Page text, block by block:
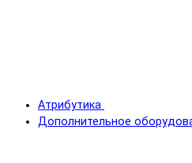
Атрибутика
Дополнительное